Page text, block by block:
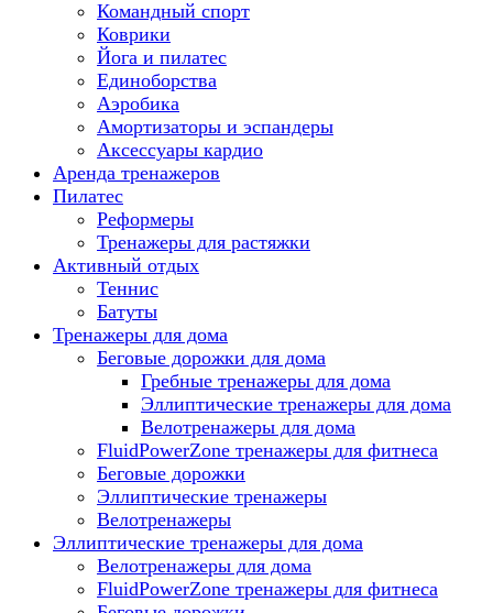
Командный спорт
Коврики
Йога и пилатес
Единоборства
Аэробика
Амортизаторы и эспандеры
Аксессуары кардио
Аренда тренажеров
Пилатес
Реформеры
Тренажеры для растяжки
Активный отдых
Теннис
Батуты
Тренажеры для дома
Беговые дорожки для дома
Гребные тренажеры для дома
Эллиптические тренажеры для дома
Велотренажеры для дома
FluidPowerZone тренажеры для фитнеса
Беговые дорожки
Эллиптические тренажеры
Велотренажеры
Эллиптические тренажеры для дома
Велотренажеры для дома
FluidPowerZone тренажеры для фитнеса